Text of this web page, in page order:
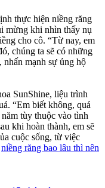
thực hiện niềng răng
mừng khi nhìn thấy nụ
cho cô. “Từ nay, em
chúng ta sẽ có những
nhấn mạnh sự ủng hộ
SunShine, liệu trình
“Em biết không, quá
tùy thuộc vào tình
khi hoàn thành, em sẽ
cuộc sống, từ việc
niềng răng bao lâu thì nên